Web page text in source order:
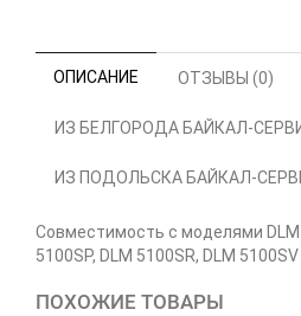
ОПИСАНИЕ ОТЗЫВЫ (0)
ИЗ БЕЛГОРОДА БАЙКАЛ-
ИЗ ПОДОЛЬСКА БАЙКАЛ-
Совместимость с моделями DLM
5100SP, DLM 5100SR, DLM 5100SV
ПОХОЖИЕ ТОВАРЫ